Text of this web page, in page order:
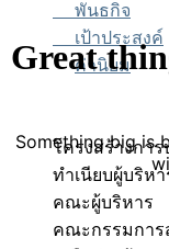
พันธกิจ
เป้าประสงค์
ค่านิยม
โครงสร้างกา
ทำเนียบผู้บริหา
คณะผู้บริหาร
คณะกรรมการ
Great
Something big is